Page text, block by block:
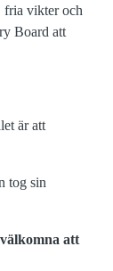
fria vikter och
Board att
är att
tog sin
att